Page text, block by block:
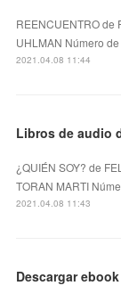
REENCUENTRO de
UHLMAN Número
2021.04.08 11:44
Libros de audio
¿QUIÉN SOY? de
TORAN MARTI
2021.04.08 11:43